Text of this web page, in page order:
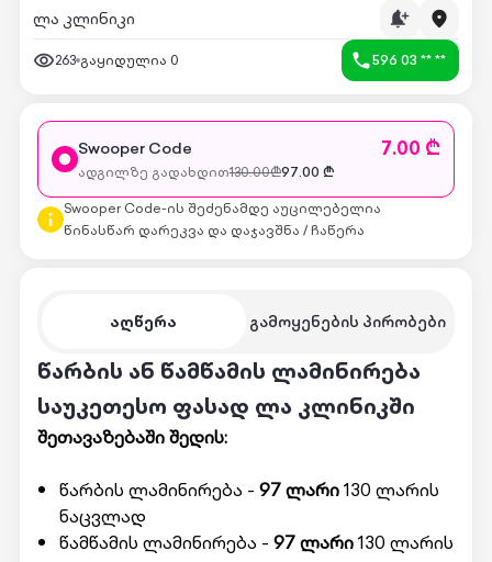
ლა კლინიკი
263 გაყიდულია 0 596 03 ** **
აღწერა გამოყენების პირობები
წარბის ან წამწამის ლამინირება
საუკეთესო ფასად ლა კლინიკში
შეთავაზებაში შედის:
წარბის ლამინირება - 97 ლარი130 ლარის
ნაცვლად
წამწამის ლამინირება - 97 ლარი130 ლარის
Swooper Code 7.00 ₾
ადგილზე გადახდით130.00₾97.00 ₾
Swooper Code-ის შეძენამდე აუცილებელია
წინასწარ დარეკვა და დაჯავშნა / ჩაწერა